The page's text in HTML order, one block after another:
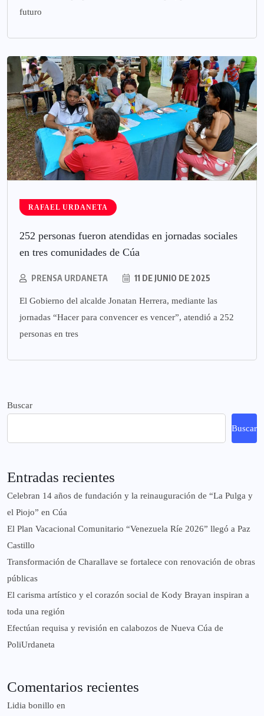
futuro
RAFAEL URDANETA
252 personas fueron atendidas en jornadas sociales
en tres comunidades de Cúa
PRENSA URDANETA 11 DE JUNIO DE 2025
El Gobierno del alcalde Jonatan Herrera, mediante las
jornadas “Hacer para convencer es vencer”, atendió a 252
personas en tres
Buscar
Buscar
Entradas recientes
Celebran 14 años de fundación y la reinauguración de “La Pulga y
el Piojo” en Cúa
El Plan Vacacional Comunitario “Venezuela Ríe 2026” llegó a Paz
Castillo​
Transformación de Charallave se fortalece con renovación de obras
públicas
El carisma artístico y el corazón social de Kody Brayan inspiran a
toda una región
Efectúan requisa y revisión en calabozos de Nueva Cúa de
PoliUrdaneta
Comentarios recientes
Lidia bonillo en